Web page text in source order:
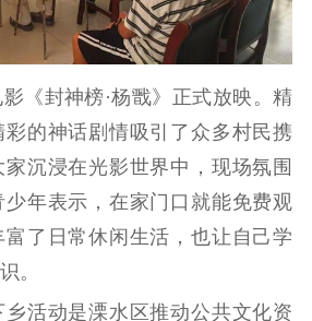
扫黄打非
电影工作
电影市场
机关党建
闻 学习在线
才 职称评审
封神榜·杨戬》正式放映。精
彩的神话剧情吸引了众多村民携
沉浸在光影世界中，现场氛围
年表示，在家门口就能免费观
了日常休闲生活，也让自己学
。
动是溧水区推动公共文化资